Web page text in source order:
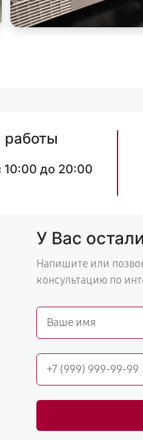
работы
до 20:00
У Вас
Напишите или
консультацию по